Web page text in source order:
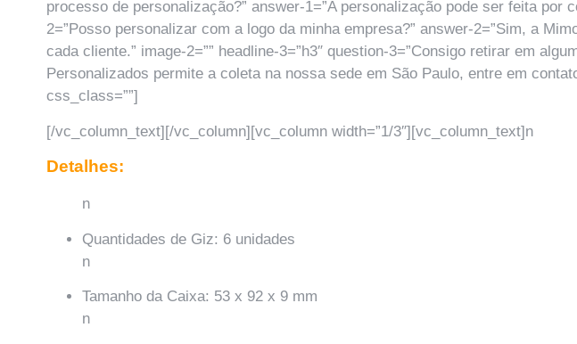
processo de personalização?” answer-1=”A personalização pode ser feita por
2=”Posso personalizar com a logo da minha empresa?” answer-2=”Sim, a
cada cliente.” image-2=”” headline-3=”h3″ question-3=”Consigo retirar em
Personalizados permite a coleta na nossa sede em São Paulo, entre em
css_class=””]
[/vc_column_text][/vc_column][vc_column width=”1/3″][vc_column_text]n
Detalhes:
n
Quantidades de Giz: 6 unidades
n
Tamanho da Caixa: 53 x 92 x 9 mm
n